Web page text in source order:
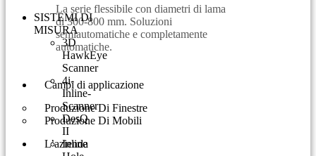
La serie flessibile con diametri di lama
di 300-800 mm. Soluzioni
semiautomatiche e completamente
automatiche.
Campi di applicazione
Produzione Di Finestre
Produzione Di Mobili
L’azienda
SISTEMI DI
MISURA
3D
HawkEye
Scanner
4i-
Inline-
Scanner
DesQ
II
Inline